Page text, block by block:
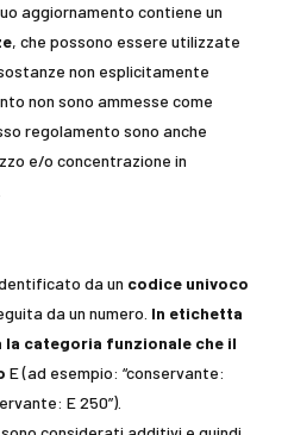
aggiornamento contiene un
, che possono essere utilizzate
non esplicitamente
non sono ammesse come
regolamento sono anche
e/o concentrazione in
da un codice univoco
da un numero. In etichetta
categoria funzionale che il
E (ad esempio: “conservante:
E 250”).